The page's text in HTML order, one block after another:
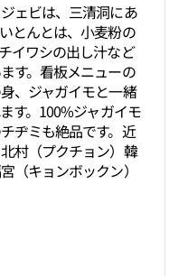
ェビは、三清洞にあ
とんとは、小麦粉の
イワシの出し汁など
す。看板メニューの
、ジャガイモと一緒
す。100%ジャガイモ
ヂミも絶品です。近
村（プクチョン）韓
（キョンボックン）